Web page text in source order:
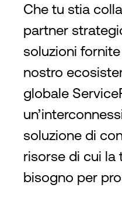
Che tu stia
partner
soluzioni
nostro
globale
soluzione di
risorse di cui la
bisogno per